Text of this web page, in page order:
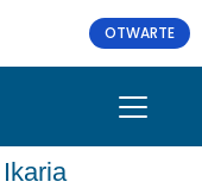
OTWARTE